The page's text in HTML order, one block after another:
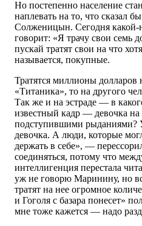
Но постепенно население
наплевать на то, что сказал
Солженицын. Сегодня какой-
говорит: «Я трачу свои семь
пускай тратят свои на что
называется, покупные.
Тратятся миллионы долларов
«Титаника», то на другого
Так же и на эстраде — в
известный кадр — девочка на
подступившими рыданиями? У
девочка. А люди, которые
держать в себе», —
соединяться, потому что
интеллигенция перестала
уж не говорю Маринину, но
тратят на нее огромное
и Гоголя с базара понесет»
мне тоже кажется — надо